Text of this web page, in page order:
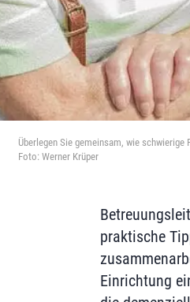
Überlegen Sie gemeinsam, wie
Foto: Werner Krüper
praktische
Einrichtung